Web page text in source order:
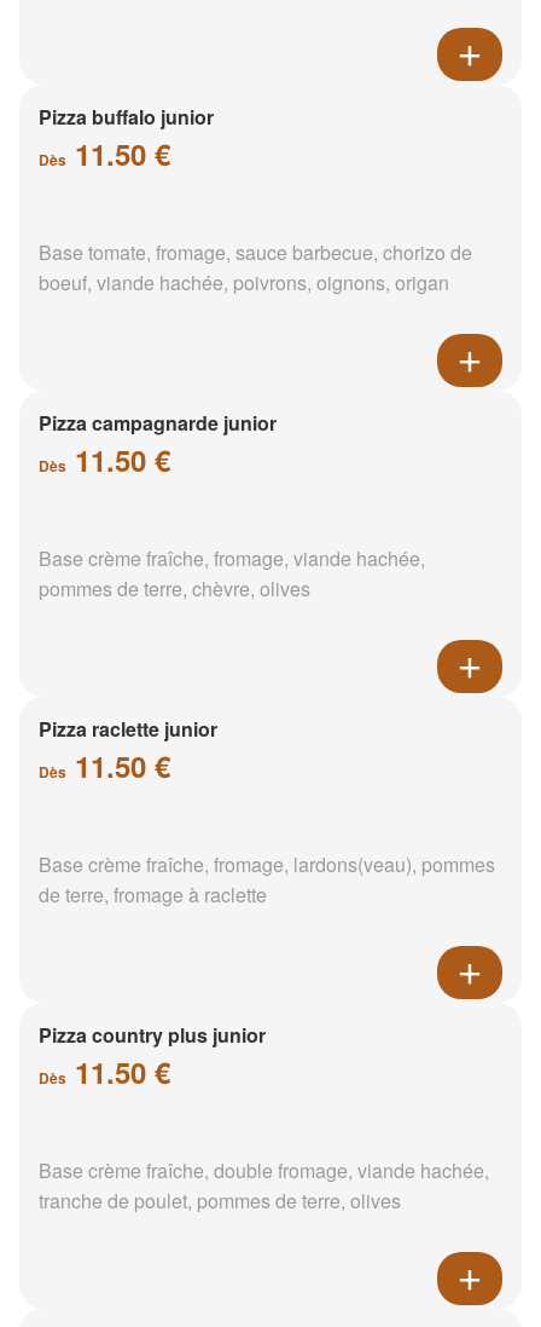
Pizza buffalo junior
Dès 11.50 €
Base tomate, fromage, sauce barbecue, chorizo de
boeuf, viande hachée, poivrons, oignons, origan
Pizza campagnarde junior
Dès 11.50 €
Base crème fraîche, fromage, viande hachée,
pommes de terre, chèvre, olives
Pizza raclette junior
Dès 11.50 €
Base crème fraîche, fromage, lardons(veau), pommes
de terre, fromage à raclette
Pizza country plus junior
Dès 11.50 €
Base crème fraîche, double fromage, viande hachée,
tranche de poulet, pommes de terre, olives